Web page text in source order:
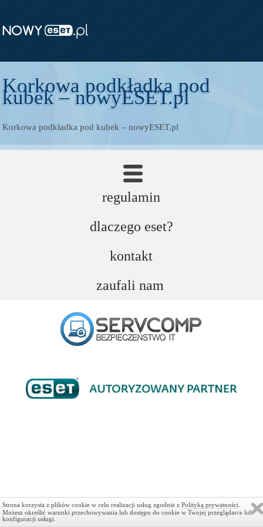
Korkowa podkładka pod
kubek – nowyESET.pl
Korkowa podkładka pod kubek – nowyESET.pl
regulamin
dlaczego eset?
kontakt
zaufali nam
Strona korzysta z plików cookie w celu realizacji usług zgodnie zPolityką prywatności
Możesz określić warunki przechowywania lub dostępu do cookie w Twojej przeglądarce lub
konfiguracji usługi.